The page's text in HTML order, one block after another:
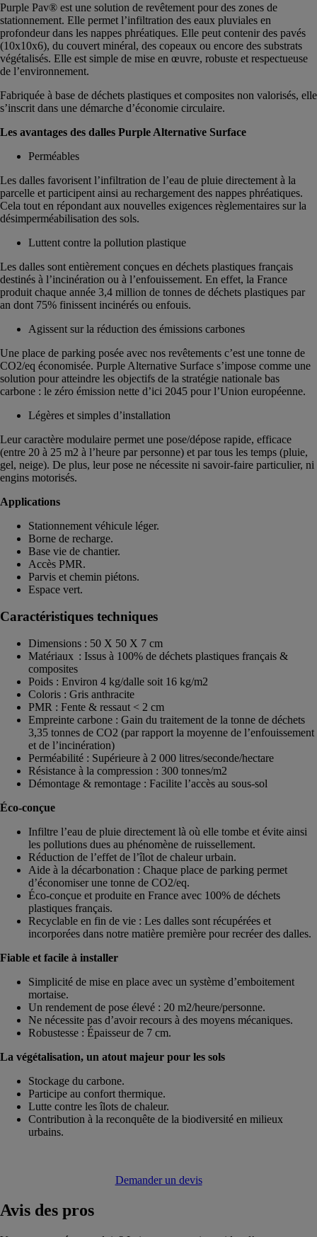
Purple Pav® est une solution de revêtement pour des zones de
stationnement. Elle permet l’infiltration des eaux pluviales en
profondeur dans les nappes phréatiques. Elle peut contenir des pavés
(10x10x6), du couvert minéral, des copeaux ou encore des substrats
végétalisés. Elle est simple de mise en œuvre, robuste et respectueuse
de l’environnement.
Fabriquée à base de déchets plastiques et composites non valorisés, elle
s’inscrit dans une démarche d’économie circulaire.
Les avantages des dalles Purple Alternative Surface
Perméables
Les dalles favorisent l’infiltration de l’eau de pluie directement à la
parcelle et participent ainsi au rechargement des nappes phréatiques.
Cela tout en répondant aux nouvelles exigences règlementaires sur la
désimperméabilisation des sols.
Luttent contre la pollution plastique
Les dalles sont entièrement conçues en déchets plastiques français
destinés à l’incinération ou à l’enfouissement. En effet, la France
produit chaque année 3,4 million de tonnes de déchets plastiques par
an dont 75% finissent incinérés ou enfouis.
Agissent sur la réduction des émissions carbones
Une place de parking posée avec nos revêtements c’est une tonne de
CO2/eq économisée. Purple Alternative Surface s’impose comme une
solution pour atteindre les objectifs de la stratégie nationale bas
carbone : le zéro émission nette d’ici 2045 pour l’Union européenne.
Légères et simples d’installation
Leur caractère modulaire permet une pose/dépose rapide, efficace
(entre 20 à 25 m2 à l’heure par personne) et par tous les temps (pluie,
gel, neige). De plus, leur pose ne nécessite ni savoir-faire particulier, ni
engins motorisés.
Applications
Stationnement véhicule léger.
Borne de recharge.
Base vie de chantier.
Accès PMR.
Parvis et chemin piétons.
Espace vert.
Caractéristiques techniques
Dimensions : 50 X 50 X 7 cm
Matériaux : Issus à 100% de déchets plastiques français &
composites
Poids : Environ 4 kg/dalle soit 16 kg/m2
Coloris : Gris anthracite
PMR : Fente & ressaut < 2 cm
Empreinte carbone : Gain du traitement de la tonne de déchets
3,35 tonnes de CO2 (par rapport la moyenne de l’enfouissement
et de l’incinération)
Perméabilité : Supérieure à 2 000 litres/seconde/hectare
Résistance à la compression : 300 tonnes/m2
Démontage & remontage : Facilite l’accès au sous-sol
Éco-conçue
Infiltre l’eau de pluie directement là où elle tombe et évite ainsi
les pollutions dues au phénomène de ruissellement.
Réduction de l’effet de l’îlot de chaleur urbain.
Aide à la décarbonation : Chaque place de parking permet
d’économiser une tonne de CO2/eq.
Éco-conçue et produite en France avec 100% de déchets
plastiques français.
Recyclable en fin de vie : Les dalles sont récupérées et
incorporées dans notre matière première pour recréer des dalles.
Fiable et facile à installer
Simplicité de mise en place avec un système d’emboitement
mortaise.
Un rendement de pose élevé : 20 m2/heure/personne.
Ne nécessite pas d’avoir recours à des moyens mécaniques.
Robustesse : Épaisseur de 7 cm.
La végétalisation, un atout majeur pour les sols
Stockage du carbone.
Participe au confort thermique.
Lutte contre les îlots de chaleur.
Contribution à la reconquête de la biodiversité en milieux
urbains.
Demander un devis
Avis des pros